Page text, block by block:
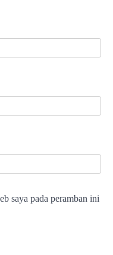
saya pada peramban ini